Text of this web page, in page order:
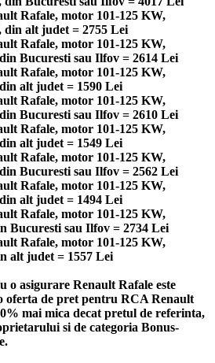
Rafale, motor 101-125 KW,
din alt judet = 2755 Lei
Rafale, motor 101-125 KW,
Bucuresti sau Ilfov = 2614 Lei
Rafale, motor 101-125 KW,
alt judet = 1590 Lei
Rafale, motor 101-125 KW,
Bucuresti sau Ilfov = 2610 Lei
Rafale, motor 101-125 KW,
alt judet = 1549 Lei
Rafale, motor 101-125 KW,
Bucuresti sau Ilfov = 2562 Lei
Rafale, motor 101-125 KW,
alt judet = 1494 Lei
Rafale, motor 101-125 KW,
Bucuresti sau Ilfov = 2734 Lei
Rafale, motor 101-125 KW,
alt judet = 1557 Lei
o asigurare Renault Rafale este
oferta de pret pentru RCA Renault
mai mica decat pretul de referinta,
si de categoria Bonus-